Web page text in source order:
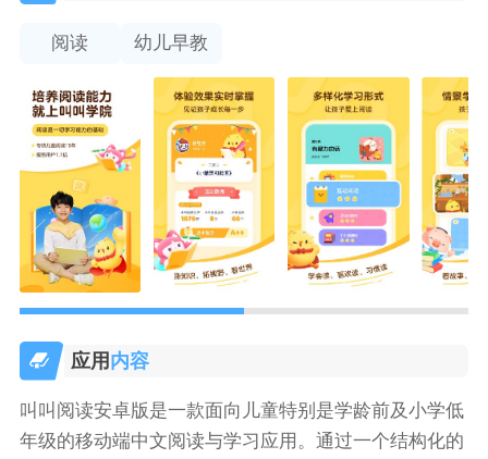
阅读 幼儿早教
应用 内容
叫叫阅读安卓版是一款面向儿童特别是学龄前及小学低
年级的移动端中文阅读与学习应用。通过一个结构化的